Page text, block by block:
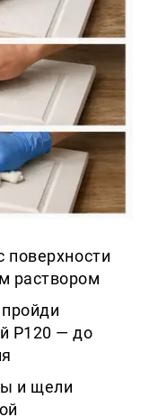
раствором
P120 — до
и щели